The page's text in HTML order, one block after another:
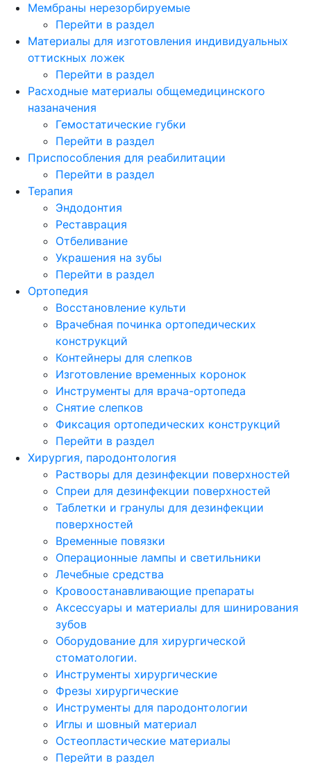
Мембраны нерезорбируемые
Перейти в раздел
Материалы для изготовления индивидуальных
оттискных ложек
Перейти в раздел
Расходные материалы общемедицинского
назаначения
Гемостатические губки
Перейти в раздел
Приспособления для реабилитации
Перейти в раздел
Терапия
Эндодонтия
Реставрация
Отбеливание
Украшения на зубы
Перейти в раздел
Ортопедия
Восстановление культи
Врачебная починка ортопедических
конструкций
Контейнеры для слепков
Изготовление временных коронок
Инструменты для врача-ортопеда
Снятие слепков
Фиксация ортопедических конструкций
Перейти в раздел
Хирургия, пародонтология
Растворы для дезинфекции поверхностей
Спреи для дезинфекции поверхностей
Таблетки и гранулы для дезинфекции
поверхностей
Временные повязки
Операционные лампы и светильники
Лечебные средства
Кровоостанавливающие препараты
Аксессуары и материалы для шинирования
зубов
Оборудование для хирургической
стоматологии.
Инструменты хирургические
Фрезы хирургические
Инструменты для пародонтологии
Иглы и шовный материал
Остеопластические материалы
Перейти в раздел